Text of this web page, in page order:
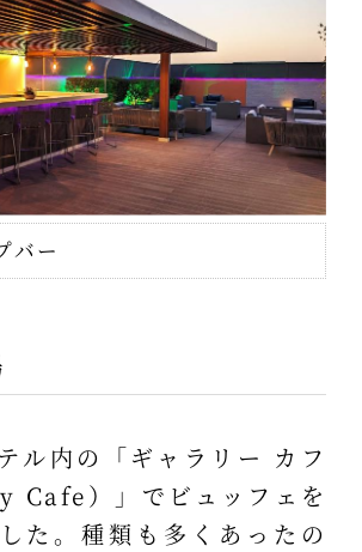
バー
ル内の「ギャラリー カフ
Cafe）」でビュッフェを
た。種類も多くあったの